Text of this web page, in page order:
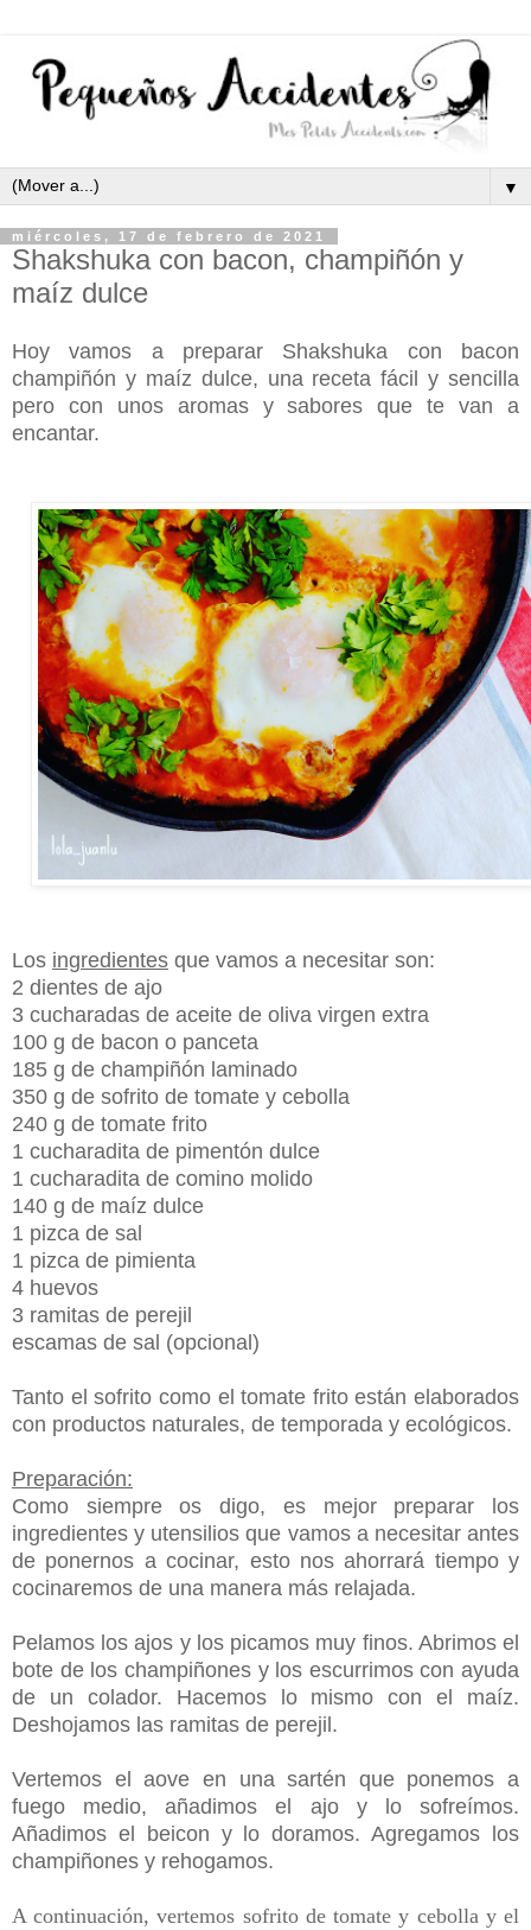
▼
miércoles, 17 de febrero de 2021
Shakshuka con bacon, champiñón y
maíz dulce
Hoy vamos a preparar Shakshuka con bacon
champiñón y maíz dulce, una receta fácil y sencilla
pero con unos aromas y sabores que te van a
encantar.
Los ingredientes que vamos a necesitar son:
2 dientes de ajo
3 cucharadas de aceite de oliva virgen extra
100 g de bacon o panceta
185 g de champiñón laminado
350 g de sofrito de tomate y cebolla
240 g de tomate frito
1 cucharadita de pimentón dulce
1 cucharadita de comino molido
140 g de maíz dulce
1 pizca de sal
1 pizca de pimienta
4 huevos
3 ramitas de perejil
escamas de sal (opcional)
Tanto el sofrito como el tomate frito están elaborados
con productos naturales, de temporada y ecológicos.
Preparación:
Como siempre os digo, es mejor preparar los
ingredientes y utensilios que vamos a necesitar antes
de ponernos a cocinar, esto nos ahorrará tiempo y
cocinaremos de una manera más relajada.
Pelamos los ajos y los picamos muy finos. Abrimos el
bote de los champiñones y los escurrimos con ayuda
de un colador. Hacemos lo mismo con el maíz.
Deshojamos las ramitas de perejil.
Vertemos el aove en una sartén que ponemos a
fuego medio, añadimos el ajo y lo sofreímos.
Añadimos el beicon y lo doramos. Agregamos los
champiñones y rehogamos.
A continuación, vertemos sofrito de tomate y cebolla y el